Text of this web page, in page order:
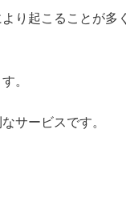
り起こることが多
。
サービスです。